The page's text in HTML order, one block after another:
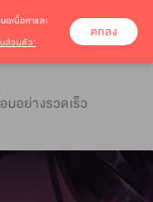
อย่างรวดเร็ว
อเนื้อหาและ
ส่วนตัว’
ตกลง